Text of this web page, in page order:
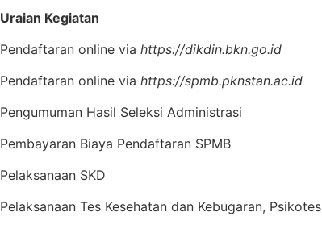
Uraian Kegiatan
Pendaftaran online via https://dikdin.bkn.go.id
Pendaftaran online via https://spmb.pknstan.ac.id
Pengumuman Hasil Seleksi Administrasi
Pembayaran Biaya Pendaftaran SPMB
Pelaksanaan SKD
Pelaksanaan Tes Kesehatan dan Kebugaran, Psikotes